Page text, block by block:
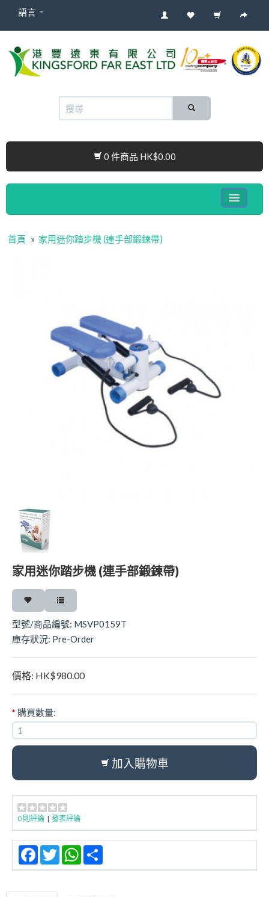
語言
0 件商品 HK$0.00
嬰兒產品
產品保用登記
樂齡科技
首頁 » 家用迷你踏步機 (連手部鍛鍊帶)
家用迷你踏步機 (連手部鍛鍊帶)
型號/商品編號: MSVP0159T
庫存狀況: Pre-Order
價格: HK$980.00
* 購買數量:
加入購物車
0 則評論 | 發表評論
FacebookTwitter WhatsApp